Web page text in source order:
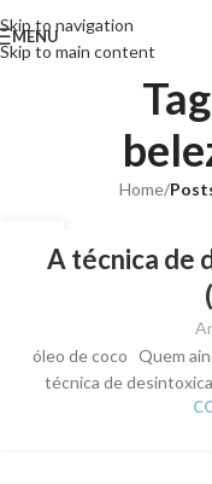
Skip to navigation
Skip to main content
MENU
Home/
MAIOA técnica de
óleo de coco Quem
técnica de